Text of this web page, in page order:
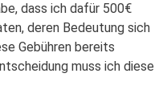
dass ich dafür 500€
deren Bedeutung sich
Gebühren bereits
muss ich diese